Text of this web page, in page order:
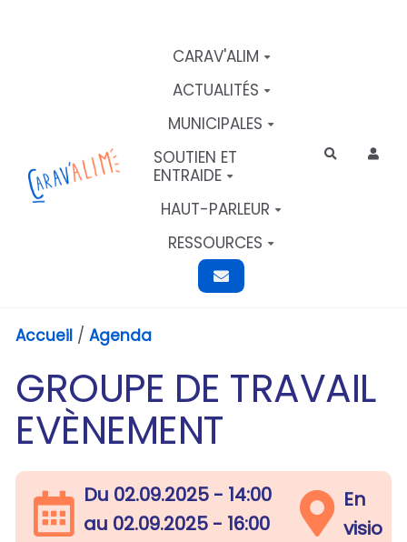
CARAV'ALIM
ACTUALITÉS
MUNICIPALES
SOUTIEN ET
ENTRAIDE
HAUT-PARLEUR
RESSOURCES
Rechercher
Accueil / Agenda
GROUPE DE TRAVAIL
EVÈNEMENT
Du 02.09.2025 - 14:00
au 02.09.2025 - 16:00
En
visio